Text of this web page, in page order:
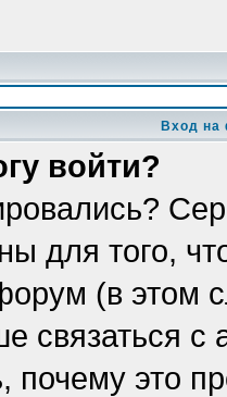
Вход на
войти?
для того,
(в этом
связаться
почему это